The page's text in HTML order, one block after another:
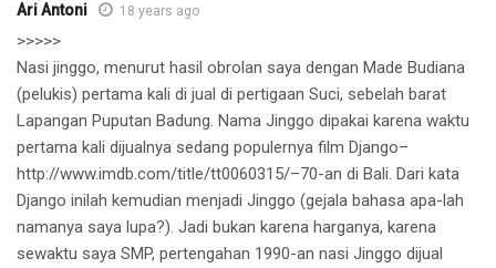
Ari Antoni 18 years ago
>>>>>
Nasi jinggo, menurut hasil obrolan saya dengan Made Budiana
(pelukis) pertama kali di jual di pertigaan Suci, sebelah barat
Lapangan Puputan Badung. Nama Jinggo dipakai karena waktu
pertama kali dijualnya sedang populernya film Django–
http://www.imdb.com/title/tt0060315/–70-an di Bali. Dari kata
Django inilah kemudian menjadi Jinggo (gejala bahasa apa-lah
namanya saya lupa?). Jadi bukan karena harganya, karena
sewaktu saya SMP, pertengahan 1990-an nasi Jinggo dijual